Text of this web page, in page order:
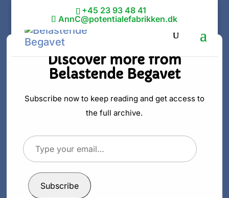
+45 23 93 48 41
AnnC@potentialefabrikken.dk
Dunning-
Kruger-
effekten og den
overdrevne
selvtillid
Discover more from
Belastende Begavet
Subscribe now to keep reading and get access to
the full archive.
Type
your
email…
Subscribe